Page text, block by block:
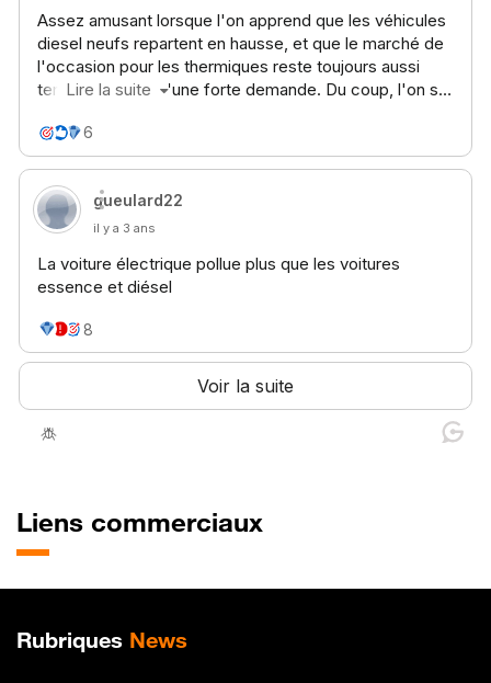
Liens commerciaux
Plan de site
Rubriques News